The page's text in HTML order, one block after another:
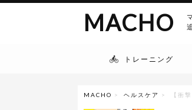
MACHO
トレーニング
MACHO > ヘルスケア > 【衝撃